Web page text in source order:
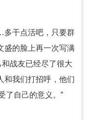
干点活吧，只要群
盛的脸上再一次写满
战友已经尽了很大
和我们打招呼，他们
了自己的意义。”